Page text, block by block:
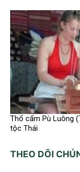
Thổ cẩm Pù Luông
tộc Thái
THEO DÕI